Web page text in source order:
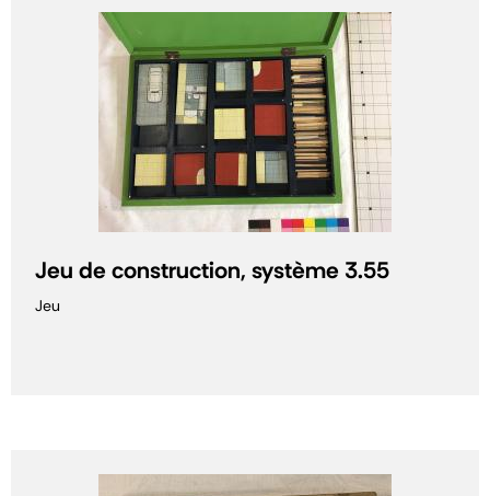
Jeu de construction, système 3.55
Jeu